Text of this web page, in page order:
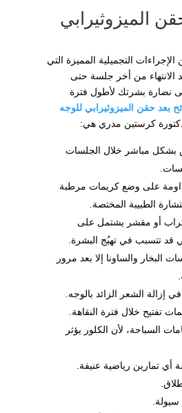
الميزوثيرابي
التجميلية المميزة التي
الانتهاء من أخر جلسة حتى
نضارة بشرتك لأطول فترة
بعد حقن الميزوثيرابي للوجه
كرستين مدري هي:
مباشر خلال الجلسات
على وضع كريمات مرطبة
الطبيبة المختصة.
أو مقشر يشتمل على
قد تتسبب في تهيُج البشرة.
البخار والساونا إلا بعد مرور
إزالة الشعر الزائد بالوجه.
تفتيح خلال فترة النقاهة.
السباحة، لأن الكلور يؤثر
أي تمارين رياضية عنيفة.